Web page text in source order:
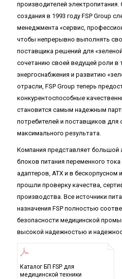
производителей электропитания.
создания в 1993 году FSP Group
менеджмента «сервис,
чтобы непрерывно выполнять
поставщика решений для
сочетанию своей ведущей роли в
энергоснабжения и развитию
отрасли, FSP Group теперь
конкурентоспособные
становится самым надежным
потребителей и поставщиков для
максимального результата.
Компания представляет большой
блоков питания переменного
адаптеров, ATX и в бескорпусном
прошли проверку качества,
производства. Все источники
назначения FSP полностью
безопасности медицинской
высокой надежностью и
Каталог БП FSP для
медицинской техники